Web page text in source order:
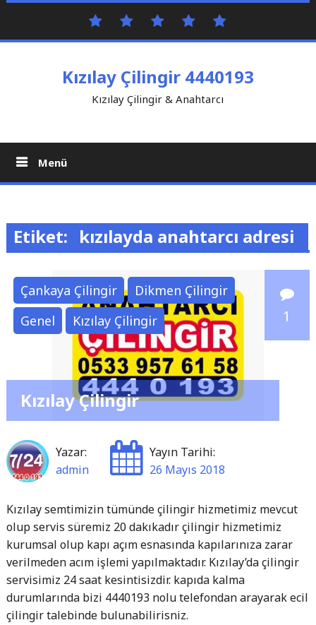
Anasayfa
Bize
Ulaşın
sohbetmobil
sohbet
Kızılay Çilingir 4440193
Kızılay Çilingir & Anahtarcı
Menü
Etiket: kızılayda anahtarcı adresi
Çankaya Çilingir
Dikmen Çilingir
Genel
Kızılay Çilingir 1
Kızılay Çilingir
Yazar:
admin
Yayın Tarihi:
26 Mayıs 2018
Kızılay semtimizin tümünde çilingir hizmetimiz mevcut
olup servis süremiz 20 dakıkadır çilingir hizmetimiz
kurumsal olup kapı açım esnasında kapılarınıza zarar
verilmeden acım işlemi yapılmaktadır. Kızılay’da çilingir
servisimiz 24 saat kesintisizdir. kapıda kalma
durumlarında bizi 4440193 nolu telefondan arayarak ecil
çilingir talebinde bulunabilirisniz.